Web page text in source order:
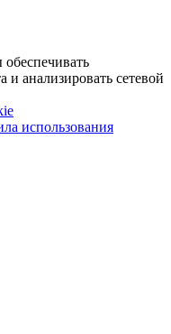
и анализировать сетевой
использования